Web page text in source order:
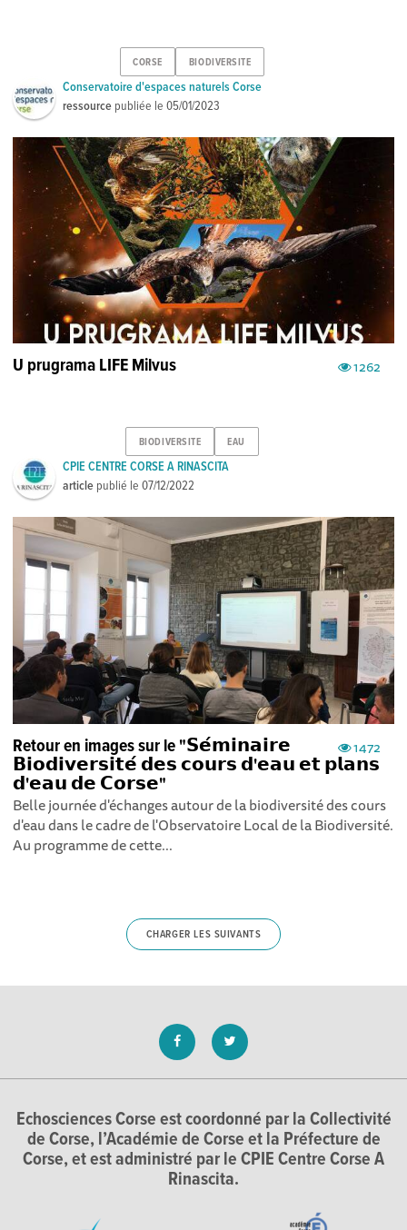
CORSE BIODIVERSITE
Conservatoire d'espaces naturels Corse
ressource publiée le05/01/2023
1262
U prugrama LIFE Milvus
BIODIVERSITE EAU
CPIE CENTRE CORSE A RINASCITA
article publié le07/12/2022
1472
Retour en images sur le "𝗦𝗲́𝗺𝗶𝗻𝗮𝗶𝗿𝗲
𝗕𝗶𝗼𝗱𝗶𝘃𝗲𝗿𝘀𝗶𝘁𝗲́ 𝗱𝗲𝘀 𝗰𝗼𝘂𝗿𝘀 𝗱'𝗲𝗮𝘂 𝗲𝘁 𝗽𝗹𝗮𝗻𝘀
𝗱'𝗲𝗮𝘂 𝗱𝗲 𝗖𝗼𝗿𝘀𝗲"
Belle journée d'échanges autour de la biodiversité des cours
d'eau dans le cadre de l'Observatoire Local de la Biodiversité.
Au programme de cette...
CHARGER LES SUIVANTS
Echosciences Corse est coordonné par la Collectivité
de Corse, l’Académie de Corse et la Préfecture de
Corse, et est administré par le CPIE Centre Corse A
Rinascita.